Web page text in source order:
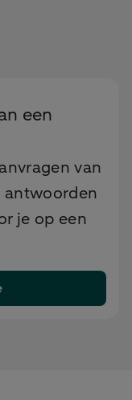
een
van
antwoorden
je op een